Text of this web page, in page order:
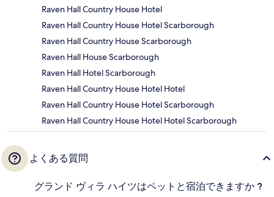
Raven Hall Country House Hotel
Raven Hall Country House Hotel Scarborough
Raven Hall Country House Scarborough
Raven Hall House Scarborough
Raven Hall Hotel Scarborough
Raven Hall Country House Hotel Hotel
Raven Hall Country House Hotel Scarborough
Raven Hall Country House Hotel Hotel Scarborough
よくある質問
グランド ヴィラ ハイツはペットと宿泊できますか ?